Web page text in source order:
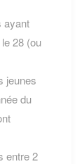
ayant
28 (ou
jeunes
du
entre 2